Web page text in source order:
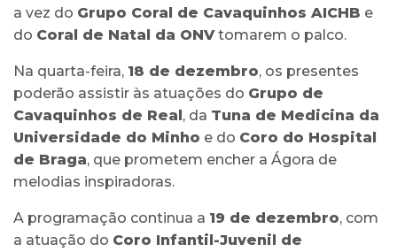
a vez do Grupo Coral de Cavaquinhos AICHB e
do Coral de Natal da ONVtomarem o palco.
Na quarta-feira, 18 de dezembro, os presentes
poderão assistir às atuações do Grupo de
Cavaquinhos de Real, da Tuna de Medicina da
Universidade do Minho e do Coro do Hospital
de Braga, que prometem encher a Ágora de
melodias inspiradoras.
A programação continua a 19 de dezembro, com
a atuação do Coro Infantil-Juvenil de